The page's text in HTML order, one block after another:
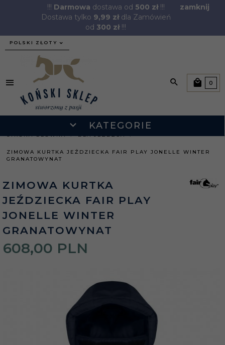
!!! Darmowa dostawa od 500 zł!!!
Dostawa tylko 9,99 złdla Zamówień
od 300 zł!!!
zamknij
currency_h
POLSKI ZŁOTY
KATEGORIE
0
STRONA GŁÓWNA DLA JEŹDŹCA
ZIMOWA KURTKA JEŹDZIECKA FAIR PLAY JONELLE WINTER
GRANATOWYNAT
ZIMOWA KURTKA
JEŹDZIECKA FAIR PLAY
JONELLE WINTER
GRANATOWYNAT
608,00 PLN